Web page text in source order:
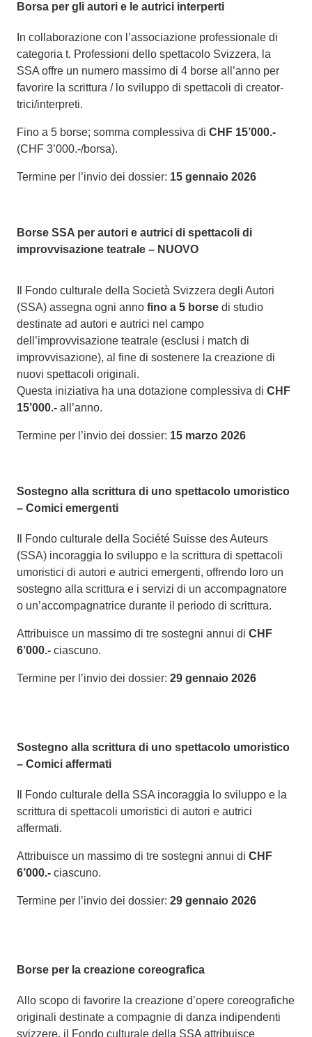
Borsa per gli autori e le autrici interperti
In collaborazione con l’associazione professionale di
categoria t. Professioni dello spettacolo Svizzera, la
SSA offre un numero massimo di 4 borse all’anno per
favorire la scrittura / lo sviluppo di spettacoli di creator-
trici/interpreti.
Fino a 5 borse; somma complessiva di CHF 15’000.-
(CHF 3’000.-/borsa).
Termine per l’invio dei dossier: 15 gennaio 2026
Borse SSA per autori e autrici di spettacoli di
improvvisazione teatrale – NUOVO
Il Fondo culturale della Società Svizzera degli Autori
(SSA) assegna ogni anno fino a 5 borse di studio
destinate ad autori e autrici nel campo
dell’improvvisazione teatrale (esclusi i match di
improvvisazione), al fine di sostenere la creazione di
nuovi spettacoli originali.
Questa iniziativa ha una dotazione complessiva di CHF
15’000.- all’anno.
Termine per l’invio dei dossier: 15 marzo 2026
Sostegno alla scrittura di uno spettacolo umoristico
– Comici emergenti
Il Fondo culturale della Société Suisse des Auteurs
(SSA) incoraggia lo sviluppo e la scrittura di spettacoli
umoristici di autori e autrici emergenti, offrendo loro un
sostegno alla scrittura e i servizi di un accompagnatore
o un’accompagnatrice durante il periodo di scrittura.
Attribuisce un massimo di tre sostegni annui di CHF
6’000.- ciascuno.
Termine per l’invio dei dossier: 29 gennaio 2026
Sostegno alla scrittura di uno spettacolo umoristico
– Comici affermati
Il Fondo culturale della SSA incoraggia lo sviluppo e la
scrittura di spettacoli umoristici di autori e autrici
affermati.
Attribuisce un massimo di tre sostegni annui di CHF
6’000.- ciascuno.
Termine per l’invio dei dossier: 29 gennaio 2026
Borse per la creazione coreografica
Allo scopo di favorire la creazione d’opere coreografiche
originali destinate a compagnie di danza indipendenti
svizzere, il Fondo culturale della SSA attribuisce